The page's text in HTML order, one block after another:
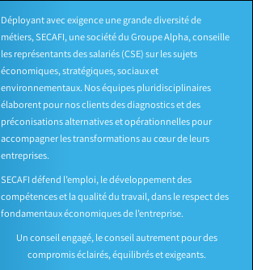
Déployant avec exigence une grande diversité de
métiers, SECAFI, une société du Groupe Alpha, conseille
les représentants des salariés (CSE) sur les sujets
économiques, stratégiques, sociaux et
environnementaux. Nos équipes pluridisciplinaires
élaborent pour nos clients des diagnostics et des
préconisations alternatives et opérationnelles pour
accompagner les transformations au cœur de leurs
entreprises.
SECAFI défend l’emploi, le développement des
compétences et la qualité du travail, dans le respect des
fondamentaux économiques de l’entreprise.
Un conseil engagé, le conseil autrement pour des
compromis éclairés, équilibrés et exigeants.